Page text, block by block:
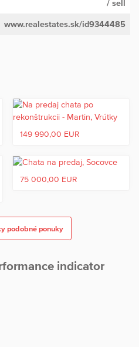
/ sell
www.realestates.sk/id9344485
149 990,00 EUR
75 000,00 EUR
podobné ponuky
indicator